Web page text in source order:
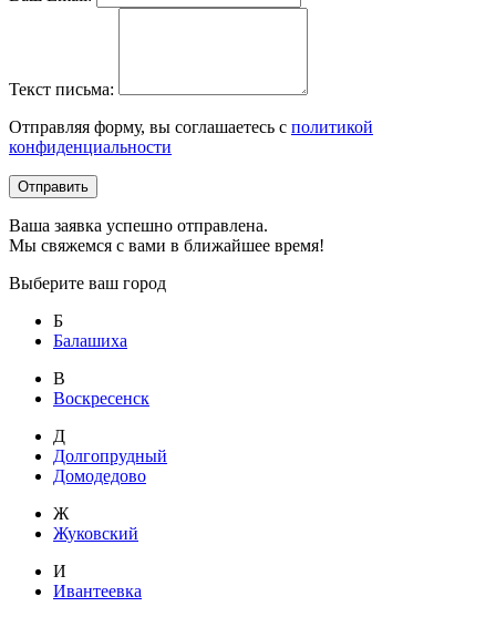
Текст письма:
Отправляя форму, вы соглашаетесь с политикой
конфиденциальности
Отправить
Ваша заявка успешно отправлена.
Мы свяжемся с вами в ближайшее время!
Выберите ваш город
Б
Балашиха
В
Воскресенск
Д
Долгопрудный
Домодедово
Ж
Жуковский
И
Ивантеевка